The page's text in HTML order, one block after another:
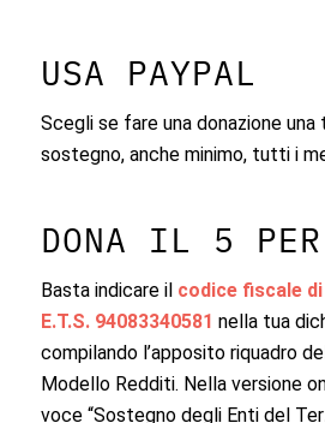
USA PAYPAL
Scegli se fare una donazione una
sostegno, anche minimo, tutti i
DONA IL 5
Basta indicare il codice fiscale
E.T.S. 94083340581 nella tua
compilando l’apposito riquadro
Modello Redditi. Nella versione
voce “Sostegno degli Enti del